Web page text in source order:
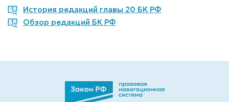
История редакций главы 20 БК РФ
Обзор редакций БК РФ